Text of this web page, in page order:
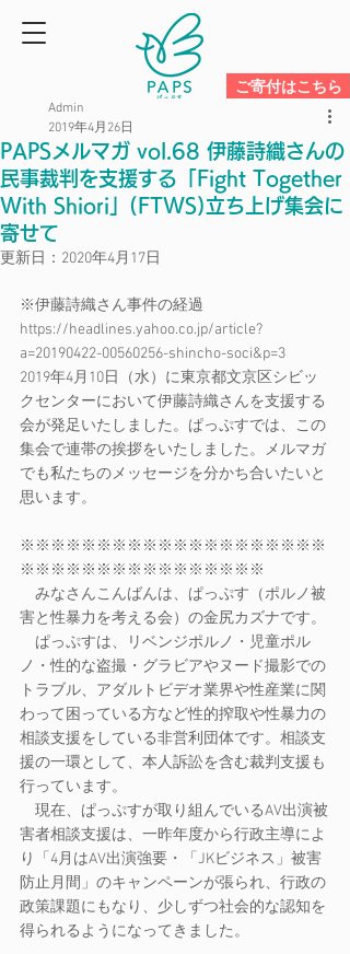
ご寄付はこちら
PAPSメルマガ vol.68 伊藤詩織さんの
民事裁判を支援する「Fight Together
With Shiori」(FTWS)立ち上げ集会に
寄せて
Admin
2019年4月26日
更新日： 2020年4月17日
※伊藤詩織さん事件の経過
https://headlines.yahoo.co.jp/article?
a=20190422-00560256-shincho-soci&p=3
2019年4月10日（水）に東京都文京区シビッ
クセンターにおいて伊藤詩織さんを支援する
会が発足いたしました。ぱっぷすでは、この
集会で連帯の挨拶をいたしました。メルマガ
でも私たちのメッセージを分かち合いたいと
思います。
※※※※※※※※※※※※※※※※※※※※
※※※※※※※※※※※※※※※※
みなさんこんばんは、ぱっぷす（ポルノ被
害と性暴力を考える会）の金尻カズナです。
ぱっぷすは、リベンジポルノ・児童ポル
ノ・性的な盗撮・グラビアやヌード撮影での
トラブル、アダルトビデオ業界や性産業に関
わって困っている方など性的搾取や性暴力の
相談支援をしている非営利団体です。相談支
援の一環として、本人訴訟を含む裁判支援も
行っています。
現在、ぱっぷすが取り組んでいるAV出演被
害者相談支援は、一昨年度から行政主導によ
り「4月はAV出演強要・「JKビジネス」被害
防止月間」のキャンペーンが張られ、行政の
政策課題にもなり、少しずつ社会的な認知を
得られるようになってきました。